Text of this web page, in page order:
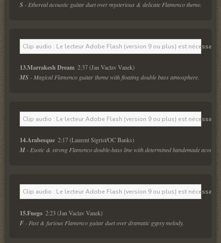
S - Ethereal acoustic guitar duet over mysterious & delicate Flamenco theme.
Clip audio : Le lecteur Adobe Flash (version 9 ou plus) est
13.Marrakesh Dream 2:37 (Jan Vaclav Vanek)
MS - Magical Flamenco guitar theme with floating double bass atmosphere.
Clip audio : Le lecteur Adobe Flash (version 9 ou plus) est
14.Arabesque 2:17 (Laurent Sigrist/OC Banks)
M - Exotic & strong Flamenco double-bass line with determined handemade
Clip audio : Le lecteur Adobe Flash (version 9 ou plus) est
15.Fuego 2:23 (Jan Vaclav Vanek)
F - Fast & furious Flamenco guitar duet over dramatic gypsy melody.